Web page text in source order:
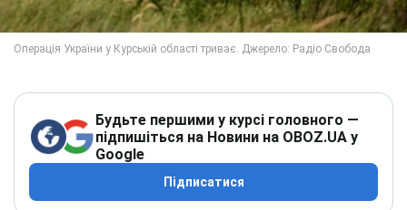
Будьте першими у курсі головного —
підпишіться на Новини на OBOZ.UA у
Google
Підписатися